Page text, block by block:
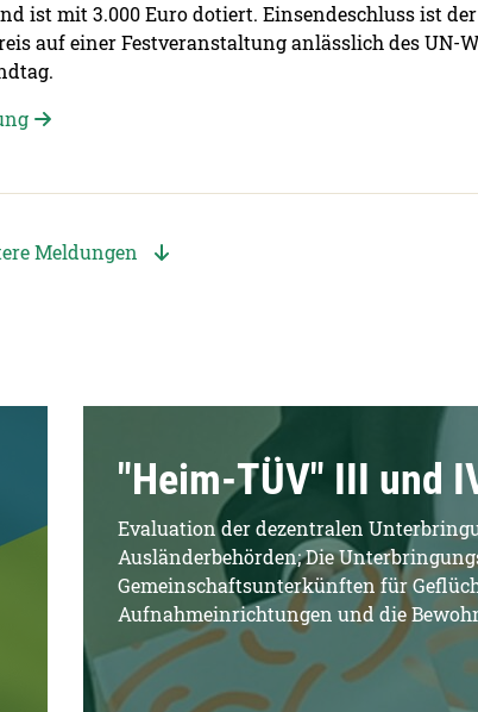
ist mit 3.000 Euro dotiert. Einsendeschluss ist
auf einer Festveranstaltung anlässlich des UN-
Meldungen
"Heim-TÜV" III und
Evaluation der dezentralen
Ausländerbehörden; Die
Gemeinschaftsunterkünften für
Aufnahmeinrichtungen und die